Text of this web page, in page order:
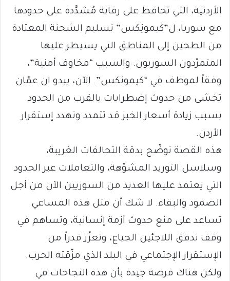
الأردنية، التي تحافظ على رقابة مُشدَّدة على حدودها
مع سوريا، ل”كيمونِكس” تسليم الشحنة المعتادة
من الطحين إلى المناطق التي يسيطر عليها
المتمرّدون السوريون. والسبب “مخاوف أمنية”،
وفقاً لموظف في “كيمونكس”. الآن، يبدو ان عمّان
تخشى من حدوث إضطرابات بالقرب من الحدود
بسبب زيادة أسعار الخبز قد تتمدد وتهدد إستقرار
الأردن.
هذه القصة توضّح بدقة التحالفات الغريبة،
وسلاسل التوريد المشوّهة، والتعاملات عبر الحدود
التي يعتمد عليها العديد من السوريين الآن من أجل
الصمود والبقاء. لا شك أن مثل هذه المساعي
تساعد على منع حدوث أزمة إنسانية، وتساهم في
وقف تدفق اللاجئين الجياع، وتعزّز قدراً من
الإستقرار الإجتماعي في البلد الذي مزّقته الحرب.
ولكن هناك فرصة جيدة بأن هذه النجاحات في